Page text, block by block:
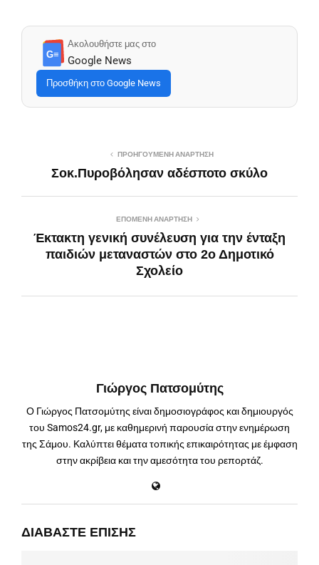
G≡
Ακολουθήστε μας στο
Google News
Προσθήκη στο Google News
ΠΡΟΗΓΟΎΜΕΝΗ ΑΝΆΡΤΗΣΗ
Σοκ.Πυροβόλησαν αδέσποτο σκύλο
ΕΠΌΜΕΝΗ ΑΝΆΡΤΗΣΗ
Έκτακτη γενική συνέλευση για την ένταξη
παιδιών μεταναστών στο 2ο Δημοτικό
Σχολείο
Γιώργος Πατσομύτης
Ο Γιώργος Πατσομύτης είναι δημοσιογράφος και δημιουργός
του Samos24.gr, με καθημερινή παρουσία στην ενημέρωση
της Σάμου. Καλύπτει θέματα τοπικής επικαιρότητας με έμφαση
στην ακρίβεια και την αμεσότητα του ρεπορτάζ.
ΔΙΑΒΆΣΤΕ ΕΠΊΣΗΣ